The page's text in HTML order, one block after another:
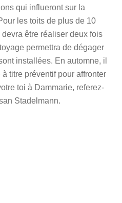
qui influeront sur la
les toits de plus de 10
être réaliser deux fois
permettra de dégager
installées. En automne, il
à titre préventif pour affronter
toi à Dammarie, referez-
Stadelmann.